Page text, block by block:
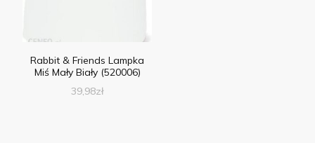
Rabbit & Friends Lampka
Miś Mały Biały (520006)
39,98zł